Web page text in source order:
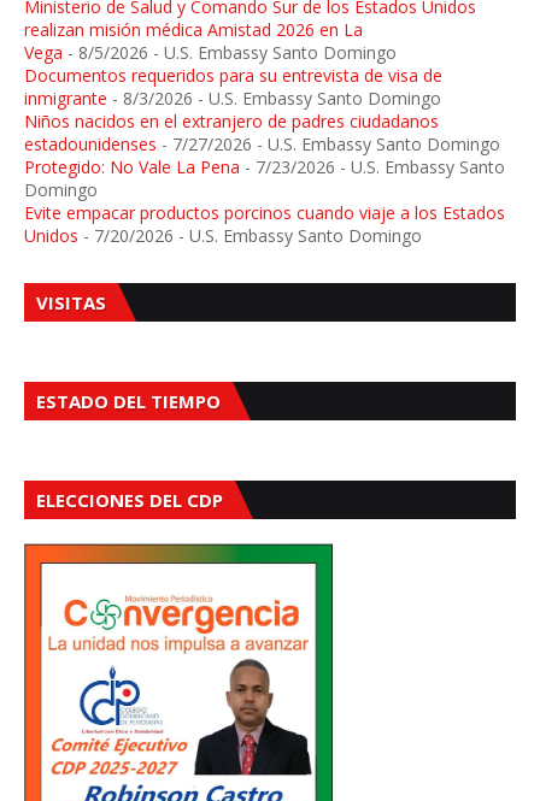
Ministerio de Salud y Comando Sur de los Estados Unidos
realizan misión médica Amistad 2026 en La
Vega - 8/5/2026 - U.S. Embassy Santo Domingo
Documentos requeridos para su entrevista de visa de
inmigrante - 8/3/2026 - U.S. Embassy Santo Domingo
Niños nacidos en el extranjero de padres ciudadanos
estadounidenses - 7/27/2026 - U.S. Embassy Santo Domingo
Protegido: No Vale La Pena - 7/23/2026 - U.S. Embassy Santo
Domingo
Evite empacar productos porcinos cuando viaje a los Estados
Unidos - 7/20/2026 - U.S. Embassy Santo Domingo
VISITAS
ESTADO DEL TIEMPO
ELECCIONES DEL CDP